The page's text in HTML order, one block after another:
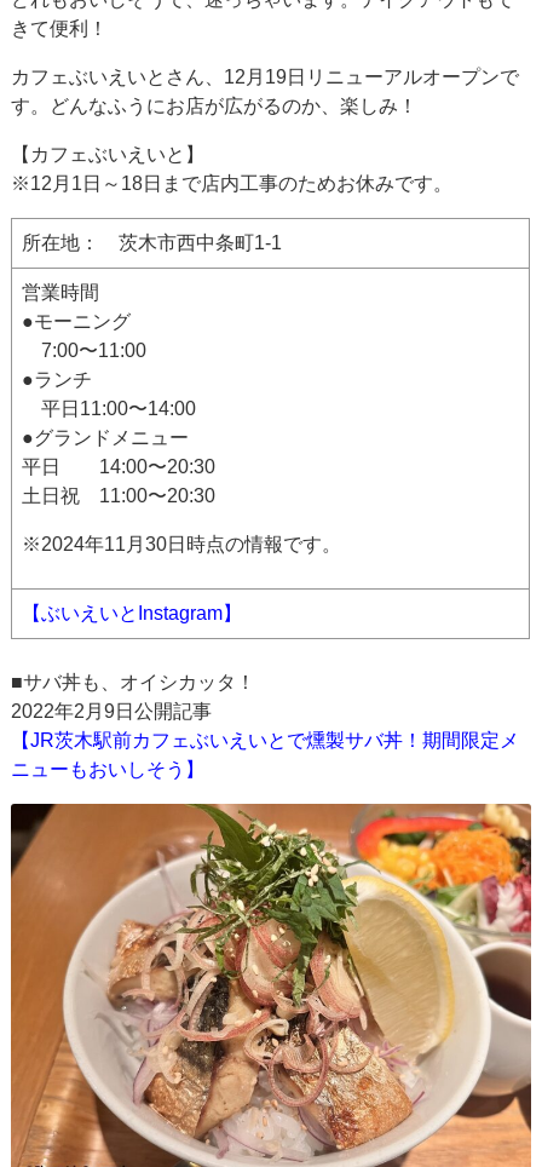
きて便利！
カフェぶいえいとさん、12月19日リニューアルオープンで
す。どんなふうにお店が広がるのか、楽しみ！
【カフェぶいえいと】
※12月1日～18日まで店内工事のためお休みです。
所在地： 茨木市西中条町1-1
営業時間
●モーニング
7:00〜11:00
●ランチ
平日11:00〜14:00
●グランドメニュー
平日 14:00〜20:30
土日祝 11:00〜20:30
※2024年11月30日時点の情報です。
【ぶいえいとInstagram】
■サバ丼も、オイシカッタ！
2022年2月9日公開記事
【JR茨木駅前カフェぶいえいとで燻製サバ丼！期間限定メ
ニューもおいしそう】